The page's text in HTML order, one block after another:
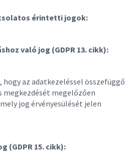
érintetti jogok:
való jog (GDPR 13. cikk):
az adatkezeléssel összefüggő
megkezdését megelőzően
jog érvényesülését jelen
(GDPR 15. cikk):